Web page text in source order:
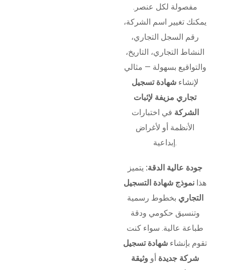
مفصولة لكل عنصر.
يمكنك تغيير اسم الشركة،
رقم السجل التجاري،
النشاط التجاري، التاريخ،
والتواقيع بسهولة — مثالي
لإنشاء شهادة تسجيل
تجاري مزيفة لإثبات
الشركة في اختبارات
الأنظمة أو لأغراض
إبداعية.
جودة عالية الدقة: يتميز
هذا نموذج شهادة التسجيل
التجاري بخطوط رسمية
وتنسيق حكومي ودقة
طباعة عالية. سواء كنت
تقوم بإنشاء شهادة تسجيل
شركة جديدة أو وثيقة